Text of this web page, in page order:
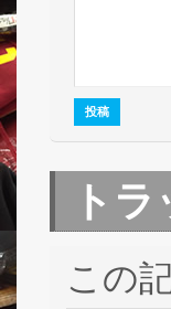
ト
この